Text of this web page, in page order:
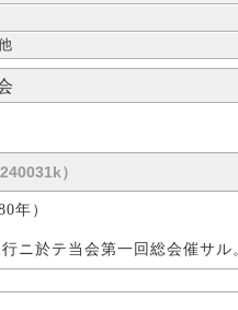
）
年）
ニ於テ当会第一回総会催サ